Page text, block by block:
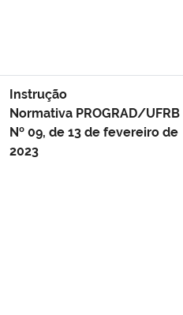
Instrução
Normativa PROGRAD/UFRB
Nº 09, de 13 de fevereiro de
2023